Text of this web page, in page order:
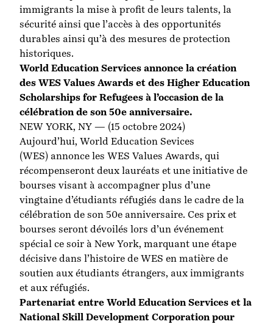
immigrants la mise à profit de leurs talents, la
sécurité ainsi que l’accès à des opportunités
durables ainsi qu’à des mesures de protection
historiques.
World Education Services annonce la création
des WES Values Awards et des Higher Education
Scholarships for Refugees à l’occasion de la
célébration de son 50e anniversaire.
NEW YORK, NY — (15 octobre 2024)
Aujourd’hui, World Education Sevices
(WES) annonce les WES Values Awards, qui
récompenseront deux lauréats et une initiative de
bourses visant à accompagner plus d’une
vingtaine d’étudiants réfugiés dans le cadre de la
célébration de son 50e anniversaire. Ces prix et
bourses seront dévoilés lors d’un événement
spécial ce soir à New York, marquant une étape
décisive dans l’histoire de WES en matière de
soutien aux étudiants étrangers, aux immigrants
et aux réfugiés.
Partenariat entre World Education Services et la
National Skill Development Corporation pour